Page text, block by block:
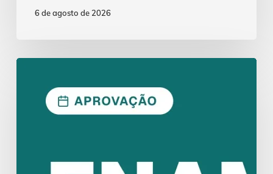
6 de agosto de 2026
2026.1:
Aprovação